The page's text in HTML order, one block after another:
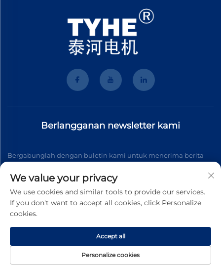
Berlangganan newsletter kami
Bergabunglah dengan buletin kami untuk menerima berita
Berlangganan
Hak cipta © 2025 Wenzhou Tyhe Motor Co.,ltd. All right reserved
We value your privacy
We use cookies and similar tools to provide our services.
If you don't want to accept all cookies, click Personalize
cookies.
Personalize cookies
Accept all